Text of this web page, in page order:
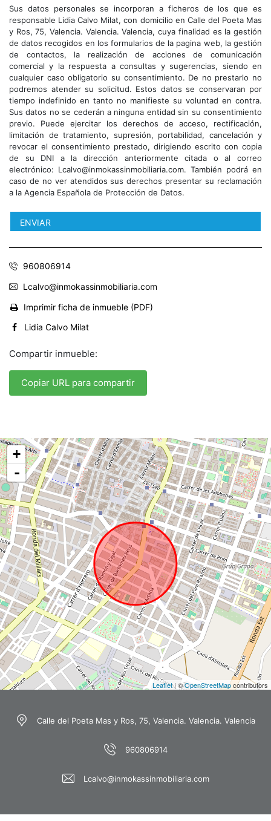
Sus datos personales se incorporan a ficheros de los que es
responsable Lidia Calvo Milat, con domicilio en Calle del Poeta Mas
y Ros, 75, Valencia. Valencia. Valencia, cuya finalidad es la gestión
de datos recogidos en los formularios de la pagina web, la gestión
de contactos, la realización de acciones de comunicación
comercial y la respuesta a consultas y sugerencias, siendo en
cualquier caso obligatorio su consentimiento. De no prestarlo no
podremos atender su solicitud. Estos datos se conservaran por
tiempo indefinido en tanto no manifieste su voluntad en contra.
Sus datos no se cederán a ninguna entidad sin su consentimiento
previo. Puede ejercitar los derechos de acceso, rectificación,
limitación de tratamiento, supresión, portabilidad, cancelación y
revocar el consentimiento prestado, dirigiendo escrito con copia
de su DNI a la dirección anteriormente citada o al correo
electrónico: Lcalvo@inmokassinmobiliaria.com. También podrá en
caso de no ver atendidos sus derechos presentar su reclamación
a la Agencia Española de Protección de Datos.
960806914
Lcalvo@inmokassinmobiliaria.com
Imprimir ficha de inmueble (PDF)
Lidia Calvo Milat
Compartir inmueble:
Copiar URL para compartir
+
-
Leaflet| ©OpenStreetMapcontributors
Calle del Poeta Mas y Ros, 75, Valencia. Valencia. Valencia
960806914
Lcalvo@inmokassinmobiliaria.com